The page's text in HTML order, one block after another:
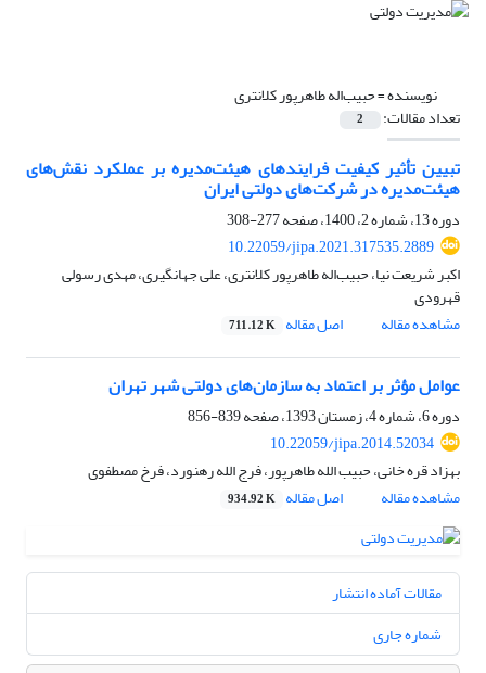
نویسنده =حبیب‌اله طاهرپور کلانتری
تعداد مقالات: 2
تبیین تأثیر کیفیت فرایندهای هیئت‌مدیره بر عملکرد نقش‌های
هیئت‌مدیره در شرکت‌های دولتی ایران
دوره 13، شماره 2، 1400، صفحه
277-308
10.22059/jipa.2021.317535.2889
اکبر شریعت نیا، حبیب‌اله طاهرپور کلانتری، علی جهانگیری، مهدی رسولی
قهرودی
مشاهده مقاله
اصل مقاله 711.12 K
عوامل مؤثر بر اعتماد به سازمان‌های دولتی شهر تهران
دوره 6، شماره 4، زمستان 1393، صفحه
839-856
10.22059/jipa.2014.52034
بهزاد قره خانی، حبیب الله طاهرپور، فرج الله رهنورد، فرخ مصطفوی
مشاهده مقاله
اصل مقاله 934.92 K
مقالات آماده انتشار
شماره جاری